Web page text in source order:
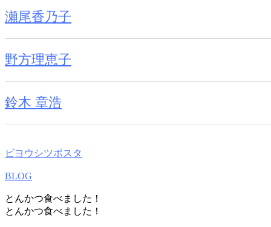
瀬尾香乃子
野方理恵子
鈴木 章浩
ビヨウシツポスタ
BLOG
とんかつ食べました！
とんかつ食べました！